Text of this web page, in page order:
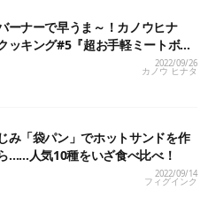
ーナーで早うま～！カノウヒナ
ッキング#5『超お手軽ミートボー
タ』
2022/09/26
カノウ ヒナタ
み「袋パン」でホットサンドを作
……人気10種をいざ食べ比べ！
2022/09/14
フィグインク